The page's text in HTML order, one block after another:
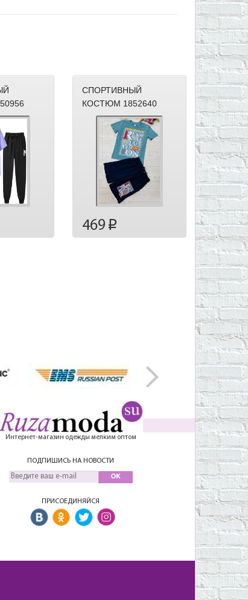
СПОРТИВНЫЙ
КОСТЮМ 1852640
469 p
Интернет-магазин одежды мелким оптом
ПОДПИШИСЬ НА НОВОСТИ
OK
ПРИСОЕДИНЯЙСЯ